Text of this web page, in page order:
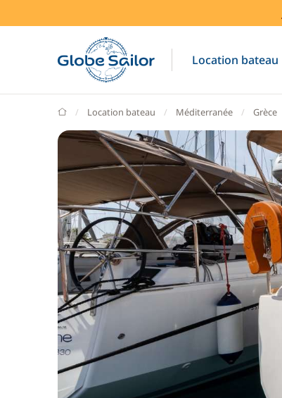
Location bateau
GlobeSailor
Location bateau Méditerranée Grèce